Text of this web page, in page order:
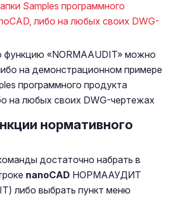
функцию «NORMAAUDIT» можно
на демонстрационном примере
программного продукта
на любых своих DWG-чертежах
нормативного
достаточно набрать в
nanoCAD НОРМААУДИТ
либо выбрать пункт меню